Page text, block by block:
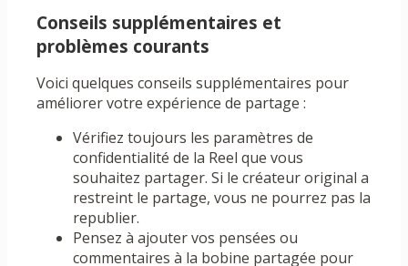
Conseils supplémentaires et
problèmes courants
Voici quelques conseils supplémentaires pour
améliorer votre expérience de partage :
Vérifiez toujours les paramètres de
confidentialité de la Reel que vous
souhaitez partager. Si le créateur original a
restreint le partage, vous ne pourrez pas la
republier.
Pensez à ajouter vos pensées ou
commentaires à la bobine partagée pour